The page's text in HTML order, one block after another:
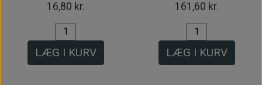
16,80 kr.
LÆG I KURV
161,60 kr.
LÆG I KURV